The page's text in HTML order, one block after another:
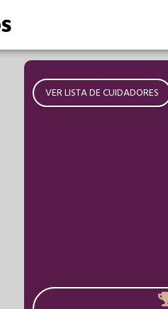
VER LISTA DE CUIDADORES